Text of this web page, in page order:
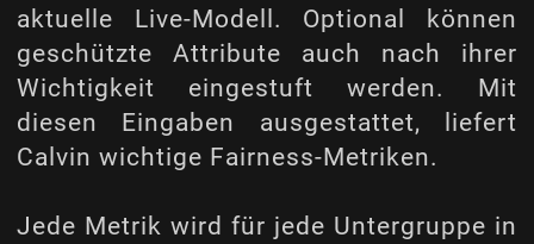
aktuelle Live-Modell. Optional können
geschützte Attribute auch nach ihrer
Wichtigkeit eingestuft werden. Mit
diesen Eingaben ausgestattet, liefert
Calvin wichtige Fairness-Metriken.
Jede Metrik wird für jede Untergruppe in